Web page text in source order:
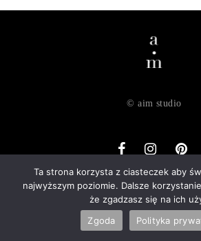
Ta strona korzysta z ciasteczek aby
najwyższym poziomie. Dalsze
że zgadzasz się na ich
Zgoda
Polityka
© aim studio
o nas dostawa zwroty regulamin
kontakt